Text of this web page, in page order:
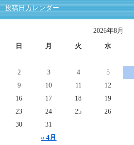
投稿日カレンダー
2026年8月
日 月 火 水
« 4月
2
3 4 5
9
10 11 12
16
17 18 19
23
24 25 26
30
31